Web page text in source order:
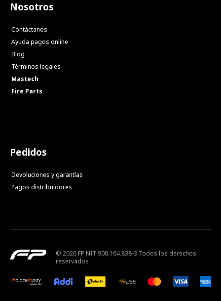
Nosotros
Contáctanos
Ayuda pagos online
Blog
Términos legales
Mastech
Fire Parts
Pedidos
Devoluciones y garantías
Pagos distribuidores
© 2026 FP NIT 900.164.838-3 Todos los derechos
reservados